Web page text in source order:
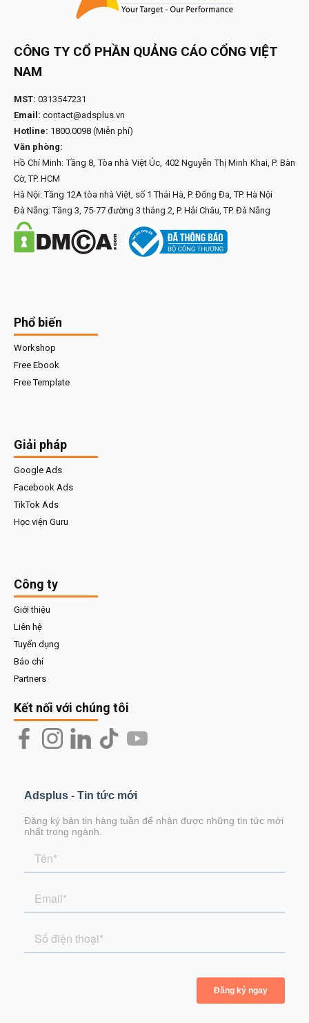
CÔNG TY CỔ PHẦN QUẢNG CÁO CỔNG VIỆT
NAM
MST: 0313547231
Email: contact@adsplus.vn
Hotline: 1800.0098 (Miễn phí)
Văn phòng:
Hồ Chí Minh: Tầng 8, Tòa nhà Việt Úc, 402 Nguyễn Thị Minh Khai, P. Bàn
Cờ, TP. HCM
Hà Nội: Tầng 12A tòa nhà Việt, số 1 Thái Hà, P. Đống Đa, TP. Hà Nội
Đà Nẵng: Tầng 3, 75-77 đường 3 tháng 2, P. Hải Châu, TP. Đà Nẵng
Phổ biến
Workshop
Free Ebook
Free Template
Giải pháp
Google Ads
Facebook Ads
TikTok Ads
Học viện Guru
Công ty
Giới thiệu
Liên hệ
Tuyển dụng
Báo chí
Partners
Kết nối với chúng tôi